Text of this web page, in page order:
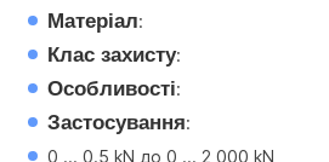
Матеріал:
Клас захисту:
Особливості:
Застосування:
0 ... 0.5 kN до 0 ... 2 000 kN